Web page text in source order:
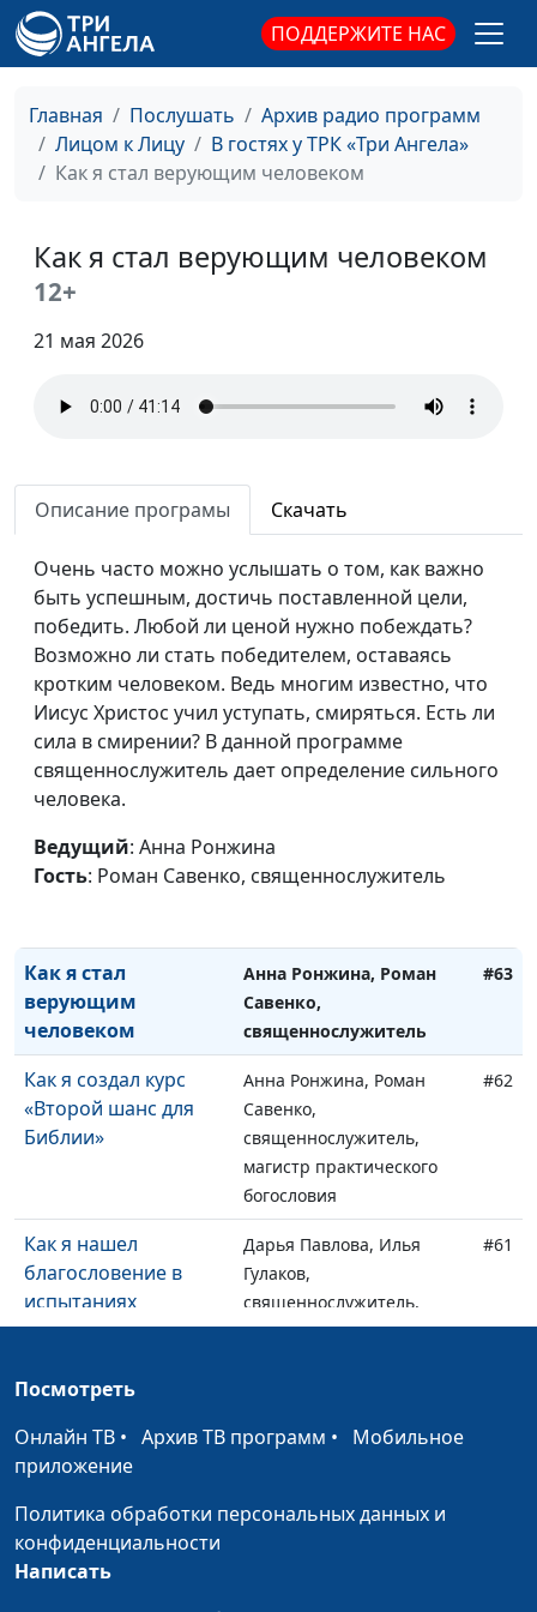
ПОДДЕРЖИТЕ НАС
Главная Послушать
Архив радио программ
Лицом к Лицу
В гостях у ТРК «Три Ангела»
Как я стал верующим человеком
Как я стал верующим человеком
12+
21 мая 2026
Описание програмы Скачать
Очень часто можно услышать о том, как важно
быть успешным, достичь поставленной цели,
победить. Любой ли ценой нужно побеждать?
Возможно ли стать победителем, оставаясь
кротким человеком. Ведь многим известно, что
Иисус Христос учил уступать, смиряться. Есть ли
сила в смирении? В данной программе
священнослужитель дает определение сильного
человека.
Ведущий: Анна Ронжина
Гость: Роман Савенко, священнослужитель
Как оставаться
христианином, если
Анна Богатская, Евгений
Перешивкин,
священнослужитель
Как я стал
верующим
человеком
Анна Ронжина, Роман
Савенко,
священнослужитель
#63
Как я создал курс
«Второй шанс для
Библии»
Анна Ронжина, Роман
Савенко,
священнослужитель,
магистр практического
богословия
#62
Как я нашел
благословение в
испытаниях
Дарья Павлова, Илья
Гулаков,
священнослужитель,
магистр педагогической
#61
Как можно
послужить Богу
Гулаков,
теологии
Как я обрёл силу в
Посмотреть
Онлайн ТВ • Архив ТВ программ • Мобильное
приложение
Политика обработки персональных данных и
конфиденциальности
Написать